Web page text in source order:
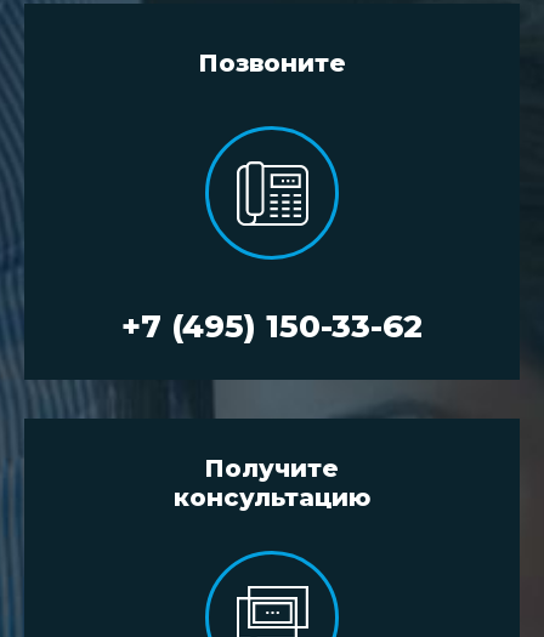
Позвоните
+7 (495) 150-33-62
Получите
консультацию